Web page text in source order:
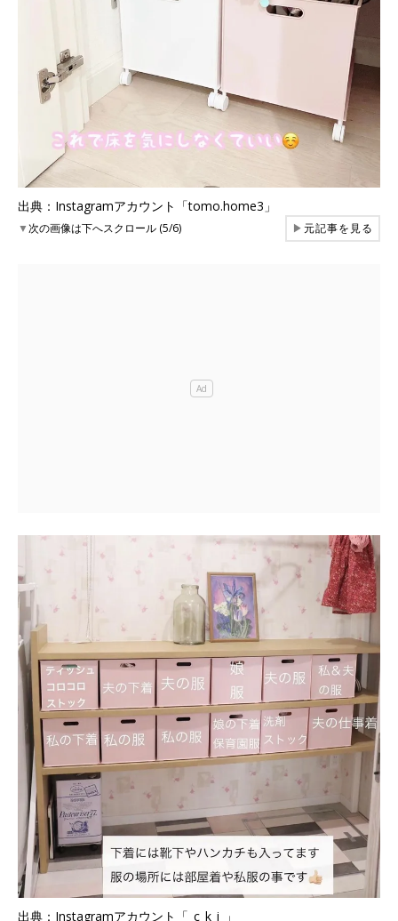
出典：Instagramアカウント「tomo.home3」
▼次の画像は下へスクロール (5/6) ▶元記事を見る
出典：Instagramアカウント「_c_k_i_」